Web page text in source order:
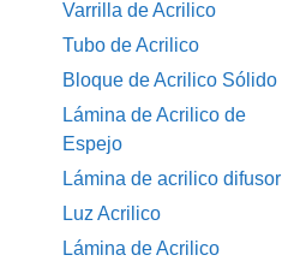
Varrilla de Acrilico
Tubo de Acrilico
Bloque de Acrilico Sólido
Lámina de Acrilico de
Espejo
Lámina de acrilico difusor
Luz Acrilico
Lámina de Acrilico